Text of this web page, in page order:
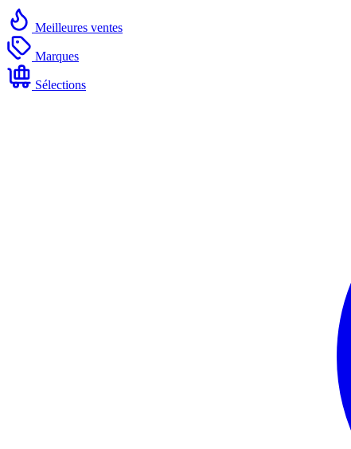
Meilleures ventes
Marques
Sélections